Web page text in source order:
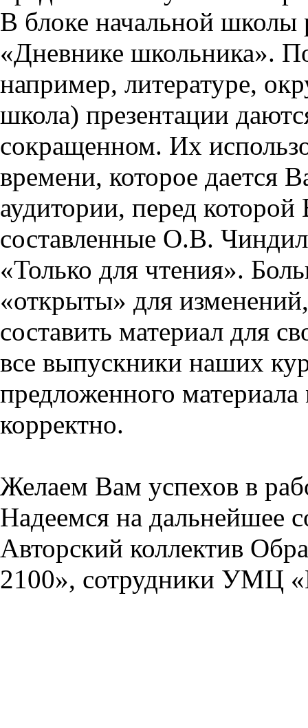
В блоке начальной школы
«Дневнике школьника».
например, литературе,
школа) презентации
сокращенном. Их
времени, которое дается
аудитории, перед
составленные О.В.
«Только для чтения».
«открыты» для
составить материал для
все выпускники наших
предложенного
корректно.
Желаем Вам успехов в
Надеемся на дальнейшее
Авторский коллектив
2100», сотрудники УМЦ